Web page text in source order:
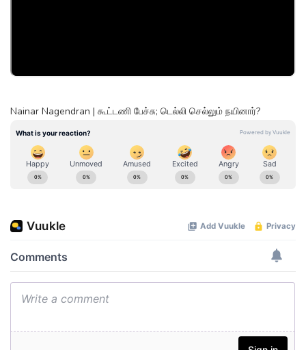
Nainar Nagendran | கூட்டணி பேச்சு; டெல்லி செல்லும் நயினார்?